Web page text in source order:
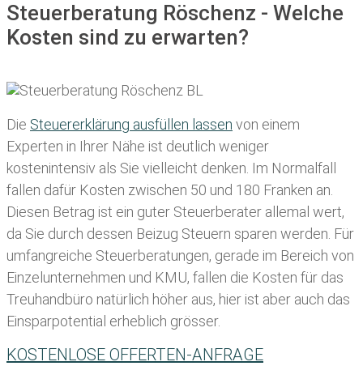
Steuerberatung Röschenz - Welche
Kosten sind zu erwarten?
Die Steuererklärung ausfüllen lassen von einem
Experten in Ihrer Nähe ist deutlich weniger
kostenintensiv als Sie vielleicht denken. Im Normalfall
fallen dafür Kosten zwischen 50 und 180 Franken an.
Diesen Betrag ist ein guter Steuerberater allemal wert,
da Sie durch dessen Beizug Steuern sparen werden. Für
umfangreiche Steuerberatungen, gerade im Bereich von
Einzelunternehmen und KMU, fallen die Kosten für das
Treuhandbüro natürlich höher aus, hier ist aber auch das
Einsparpotential erheblich grösser.
KOSTENLOSE OFFERTEN-ANFRAGE